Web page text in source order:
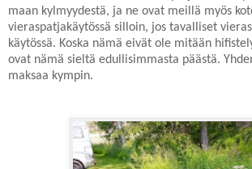
maan kylmyydestä, ja ne ovat meillä myös
vieraspatjakäytössä silloin, jos tavalliset
käytössä. Koska nämä eivät ole mitään
ovat nämä sieltä edullisimmasta päästä.
maksaa kympin.